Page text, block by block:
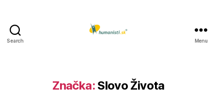
Search Menu
Značka: Slovo Života